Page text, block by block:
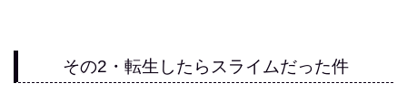
その2・転生したらスライムだった件